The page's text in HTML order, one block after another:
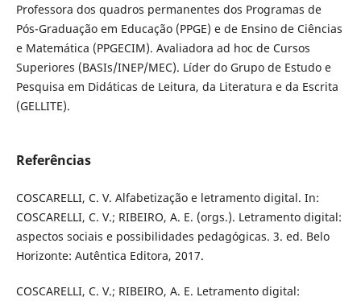
Professora dos quadros permanentes dos Programas de
Pós-Graduação em Educação (PPGE) e de Ensino de Ciências
e Matemática (PPGECIM). Avaliadora ad hoc de Cursos
Superiores (BASIs/INEP/MEC). Líder do Grupo de Estudo e
Pesquisa em Didáticas de Leitura, da Literatura e da Escrita
(GELLITE).
Referências
COSCARELLI, C. V. Alfabetização e letramento digital. In:
COSCARELLI, C. V.; RIBEIRO, A. E. (orgs.). Letramento digital:
aspectos sociais e possibilidades pedagógicas. 3. ed. Belo
Horizonte: Autêntica Editora, 2017.
COSCARELLI, C. V.; RIBEIRO, A. E. Letramento digital: